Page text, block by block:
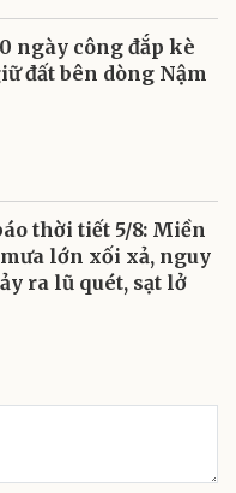
ngày công đắp kè
đất bên dòng Nậm
thời tiết 5/8: Miền
lớn xối xả, nguy
ra lũ quét, sạt lở